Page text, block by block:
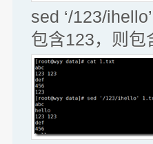
sed ‘/123/
包含123，则包